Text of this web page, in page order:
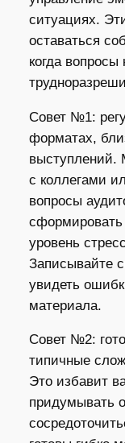
ситуациях.
оставаться
когда
Совет №1:
форматах,
выступлений.
с коллегами
вопросы
уровень
Записывайте
увидеть
материала.
Совет №2:
типичные
Это избавит
придумывать